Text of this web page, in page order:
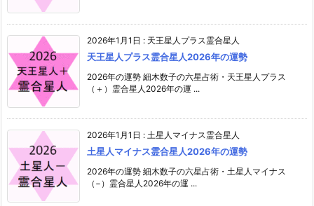
2026年1月1日 : 天王星人プラス霊合星人
天王星人プラス霊合星人2026年の運勢
2026年の運勢 細木数子の六星占術・天王星人プラス
（＋）霊合星人2026年の運 ...
2026年1月1日 : 土星人マイナス霊合星人
土星人マイナス霊合星人2026年の運勢
2026年の運勢 細木数子の六星占術・土星人マイナス
（−）霊合星人2026年の運 ...